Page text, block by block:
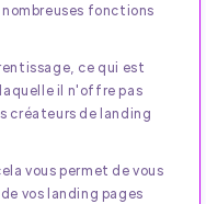
fonctions
ce qui est
il n'offre pas
créateurs de landing
vous permet de vous
vos landing pages